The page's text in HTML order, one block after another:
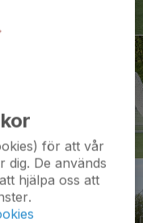
för att vår
dig. De används
hjälpa oss att